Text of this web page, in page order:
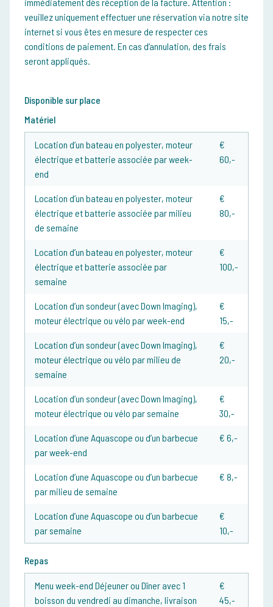
veuillez uniquement effectuer une réservation via notre site
internet si vous êtes en mesure de respecter ces
conditions de paiement. En cas d’annulation, des frais
seront appliqués.
Disponible sur place
Matériel
Location d’un bateau en polyester, moteur
électrique et batterie associée par week-
end
€
60,-
Location d’un bateau en polyester, moteur
électrique et batterie associée par milieu
de semaine
€
80,-
Location d’un bateau en polyester, moteur
électrique et batterie associée par
semaine
€
100,-
Location d’un sondeur (avec Down Imaging),
moteur électrique ou vélo par week-end
€
15,-
Location d’un sondeur (avec Down Imaging),
moteur électrique ou vélo par milieu de
semaine
€
20,-
Location d’un sondeur (avec Down Imaging),
moteur électrique ou vélo par semaine
€
30,-
Location d’une Aquascope ou d’un barbecue
par week-end
€ 6,-
Location d’une Aquascope ou d’un barbecue
par milieu de semaine
€ 8,-
Location d’une Aquascope ou d’un barbecue
par semaine
€
10,-
Repas
Menu week-end Déjeuner ou Dîner avec 1
boisson du vendredi au dimanche, livraison
€
45,-